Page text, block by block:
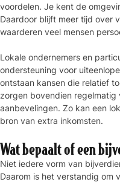
voordelen. Je kent de
Daardoor blijft meer tijd over
waarderen veel mensen
Lokale ondernemers en
ondersteuning voor
ontstaan kansen die relatief
zorgen bovendien regelmatig
aanbevelingen. Zo kan een
bron van extra inkomsten.
Wat bepaalt of een
Niet iedere vorm van
Daarom is het verstandig om